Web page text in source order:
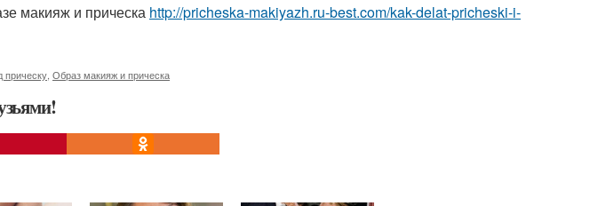
макияж и прическа http://pricheska-makiyazh.ru-best.com/kak-delat-pricheski-i-
прическу Образ макияж и прическа